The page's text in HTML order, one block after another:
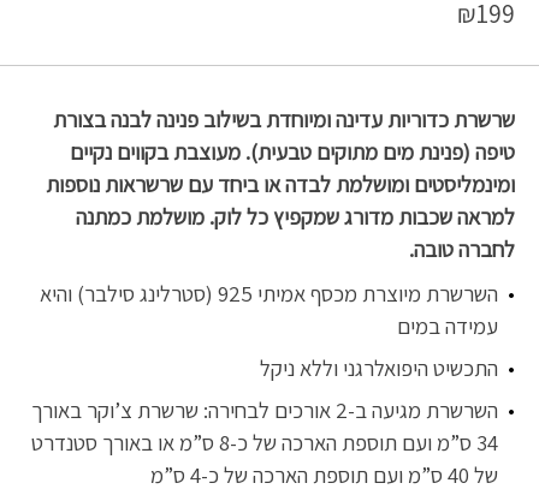
₪199
שרשרת כדוריות עדינה ומיוחדת בשילוב פנינה לבנה בצורת
טיפה (פנינת מים מתוקים טבעית). מעוצבת בקווים נקיים
ומינמליסטים ומושלמת לבדה או ביחד עם שרשראות נוספות
למראה שכבות מדורג שמקפיץ כל לוק. מושלמת כמתנה
לחברה טובה.
השרשרת מיוצרת מכסף אמיתי 925 (סטרלינג סילבר) והיא
עמידה במים
התכשיט היפואלרגני וללא ניקל
השרשרת מגיעה ב-2 אורכים לבחירה: שרשרת צ’וקר באורך
34 ס”מ ועם תוספת הארכה של כ-8 ס”מ או באורך סטנדרט
של 40 ס”מ ועם תוספת הארכה של כ-4 ס”מ